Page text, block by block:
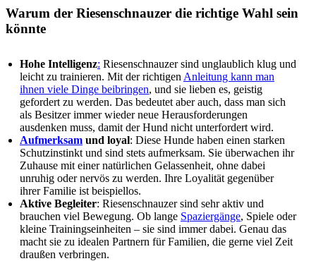
Warum der Riesenschnauzer die richtige Wahl sein
könnte
Hohe Intelligenz: Riesenschnauzer sind unglaublich klug und
leicht zu trainieren. Mit der richtigen Anleitung kann man
ihnen viele Dinge beibringen, und sie lieben es, geistig
gefordert zu werden. Das bedeutet aber auch, dass man sich
als Besitzer immer wieder neue Herausforderungen
ausdenken muss, damit der Hund nicht unterfordert wird.
Aufmerksam und loyal: Diese Hunde haben einen starken
Schutzinstinkt und sind stets aufmerksam. Sie überwachen ihr
Zuhause mit einer natürlichen Gelassenheit, ohne dabei
unruhig oder nervös zu werden. Ihre Loyalität gegenüber
ihrer Familie ist beispiellos.
Aktive Begleiter: Riesenschnauzer sind sehr aktiv und
brauchen viel Bewegung. Ob lange Spaziergänge, Spiele oder
kleine Trainingseinheiten – sie sind immer dabei. Genau das
macht sie zu idealen Partnern für Familien, die gerne viel Zeit
draußen verbringen.